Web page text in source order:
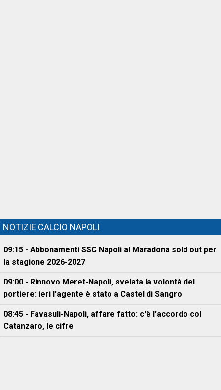
NOTIZIE CALCIO NAPOLI
09:15 - Abbonamenti SSC Napoli al Maradona sold out per
la stagione 2026-2027
09:00 - Rinnovo Meret-Napoli, svelata la volontà del
portiere: ieri l'agente è stato a Castel di Sangro
08:45 - Favasuli-Napoli, affare fatto: c'è l'accordo col
Catanzaro, le cifre